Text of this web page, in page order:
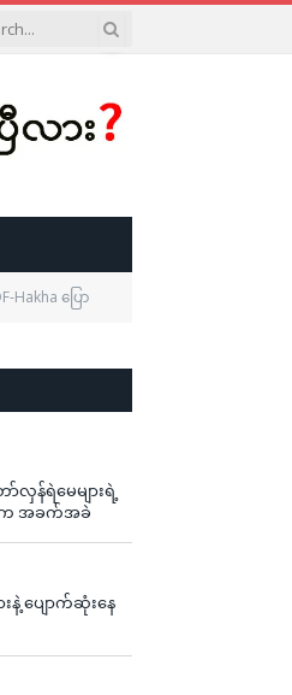
ပြော
လှန်ရဲမေများရဲ့
အခက်အခဲ
ပျောက်ဆုံးနေ